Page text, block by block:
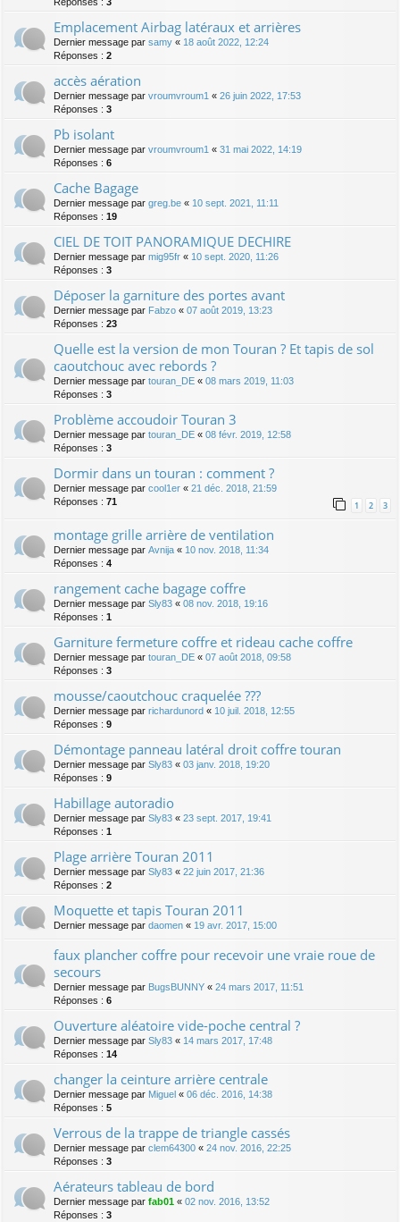
Emplacement Airbag latéraux et arrières
Dernier message par samy « 18 août 2022, 12:24
Réponses : 2
accès aération
Dernier message par vroumvroum1 « 26 juin 2022, 17:53
Réponses : 3
Pb isolant
Dernier message par vroumvroum1 « 31 mai 2022, 14:19
Réponses : 6
Cache Bagage
Dernier message par greg.be « 10 sept. 2021, 11:11
Réponses : 19
CIEL DE TOIT PANORAMIQUE DECHIRE
Dernier message par mig95fr « 10 sept. 2020, 11:26
Réponses : 3
Déposer la garniture des portes avant
Dernier message par Fabzo « 07 août 2019, 13:23
Réponses : 23
Quelle est la version de mon Touran ? Et tapis de sol
caoutchouc avec rebords ?
Dernier message par touran_DE « 08 mars 2019, 11:03
Réponses : 3
Problème accoudoir Touran 3
Dernier message par touran_DE « 08 févr. 2019, 12:58
Réponses : 3
Dormir dans un touran : comment ?
Dernier message par cool1er « 21 déc. 2018, 21:59
Réponses : 71 1 2 3
montage grille arrière de ventilation
Dernier message par Avnija « 10 nov. 2018, 11:34
Réponses : 4
rangement cache bagage coffre
Dernier message par Sly83 « 08 nov. 2018, 19:16
Réponses : 1
Garniture fermeture coffre et rideau cache coffre
Dernier message par touran_DE « 07 août 2018, 09:58
Réponses : 3
mousse/caoutchouc craquelée ???
Dernier message par richardunord « 10 juil. 2018, 12:55
Réponses : 9
Démontage panneau latéral droit coffre touran
Dernier message par Sly83 « 03 janv. 2018, 19:20
Réponses : 9
Habillage autoradio
Dernier message par Sly83 « 23 sept. 2017, 19:41
Réponses : 1
Plage arrière Touran 2011
Dernier message par Sly83 « 22 juin 2017, 21:36
Réponses : 2
Moquette et tapis Touran 2011
Dernier message par daomen « 19 avr. 2017, 15:00
faux plancher coffre pour recevoir une vraie roue de
secours
Dernier message par BugsBUNNY « 24 mars 2017, 11:51
Réponses : 6
Ouverture aléatoire vide-poche central ?
Dernier message par Sly83 « 14 mars 2017, 17:48
Réponses : 14
changer la ceinture arrière centrale
Dernier message par Miguel « 06 déc. 2016, 14:38
Réponses : 5
Verrous de la trappe de triangle cassés
Dernier message par clem64300 « 24 nov. 2016, 22:25
Réponses : 3
Aérateurs tableau de bord
Dernier message par fab01 « 02 nov. 2016, 13:52
Réponses : 3